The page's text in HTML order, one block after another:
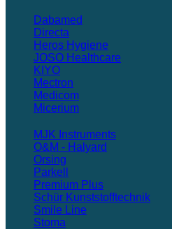
Dabamed
Directa
Heros Hygiene
JOSO Healthcare
KIYO
Mectron
Medicom
Micerium
MJK Instruments
O&M - Halyard
Orsing
Parkell
Premium Plus
Schür Kunststofftechnik
Smile Line
Stoma